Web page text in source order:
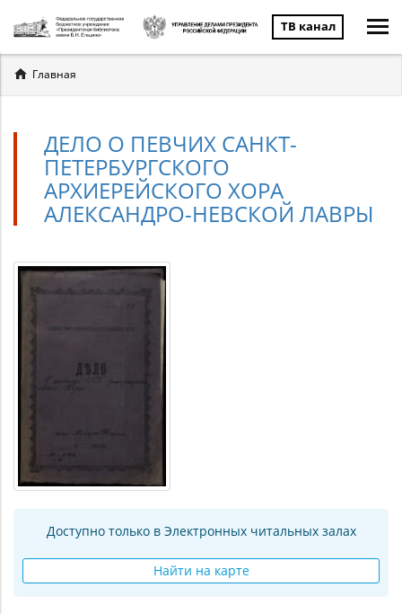
ТВ канал
Вы
здесь
Главная
ДЕЛО О ПЕВЧИХ САНКТ-
ПЕТЕРБУРГСКОГО
АРХИЕРЕЙСКОГО ХОРА
АЛЕКСАНДРО-НЕВСКОЙ ЛАВРЫ
Доступно только в Электронных читальных залах
Найти на карте